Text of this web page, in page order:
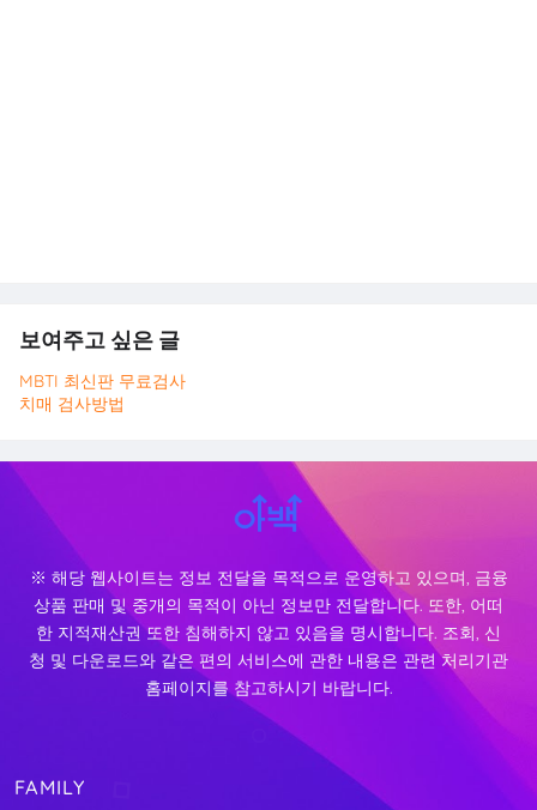
보여주고 싶은 글
MBTI 최신판 무료검사
치매 검사방법
※ 해당 웹사이트는 정보 전달을 목적으로 운영하고 있으며, 금융
상품 판매 및 중개의 목적이 아닌 정보만 전달합니다. 또한, 어떠
한 지적재산권 또한 침해하지 않고 있음을 명시합니다. 조회, 신
청 및 다운로드와 같은 편의 서비스에 관한 내용은 관련 처리기관
홈페이지를 참고하시기 바랍니다.
FAMILY